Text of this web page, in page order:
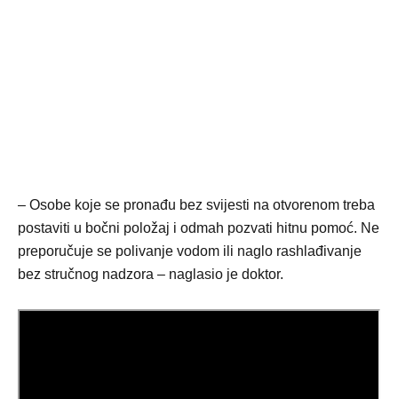
– Osobe koje se pronađu bez svijesti na otvorenom treba
postaviti u bočni položaj i odmah pozvati hitnu pomoć. Ne
preporučuje se polivanje vodom ili naglo rashlađivanje
bez stručnog nadzora – naglasio je doktor.